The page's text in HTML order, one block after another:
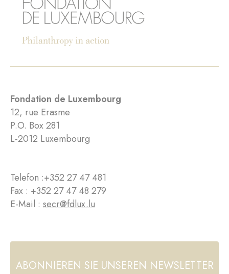
Fondation de Luxembourg
12, rue Erasme
P.O. Box 281
L-2012 Luxembourg
Telefon :+352 27 47 481
Fax : +352 27 47 48 279
E-Mail : secr@fdlux.lu
ABONNIEREN SIE UNSEREN NEWSLETTER